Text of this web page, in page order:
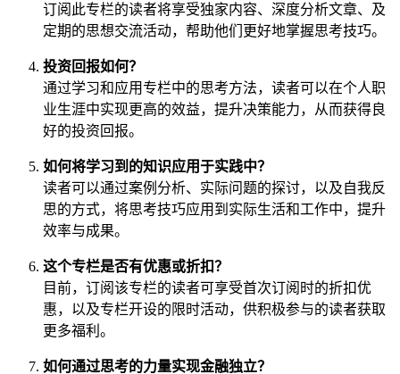
订阅此专栏的读者将享受独家内容、深度分析文章、及
定期的思想交流活动，帮助他们更好地掌握思考技巧。
投资回报如何？
通过学习和应用专栏中的思考方法，读者可以在个人职
业生涯中实现更高的效益，提升决策能力，从而获得良
好的投资回报。
如何将学习到的知识应用于实践中？
读者可以通过案例分析、实际问题的探讨，以及自我反
思的方式，将思考技巧应用到实际生活和工作中，提升
效率与成果。
这个专栏是否有优惠或折扣？
目前，订阅该专栏的读者可享受首次订阅时的折扣优
惠，以及专栏开设的限时活动，供积极参与的读者获取
更多福利。
如何通过思考的力量实现金融独立？